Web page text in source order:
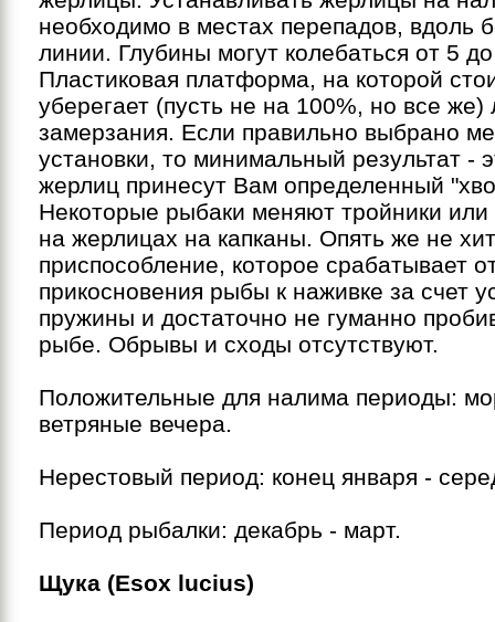
необходимо в местах перепадов, вдоль
линии. Глубины могут колебаться от 5
Пластиковая платформа, на которой
уберегает (пусть не на 100%, но все же)
замерзания. Если правильно выбрано
установки, то минимальный результат -
жерлиц принесут Вам определенный
Некоторые рыбаки меняют тройники или
на жерлицах на капканы. Опять же не
приспособление, которое срабатывает
прикосновения рыбы к наживке за счет
пружины и достаточно не гуманно
рыбе. Обрывы и сходы отсутствуют.
Положительные для налима периоды:
ветряные вечера.
Нерестовый период: конец января -
Период рыбалки: декабрь - март.
Щука (Esox lucius)